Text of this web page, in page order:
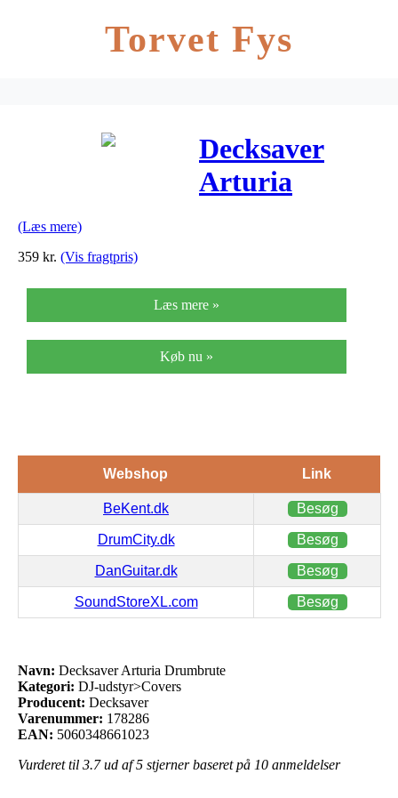
Torvet Fys
Decksaver
Arturia
(Læs mere)
359 kr. (Vis fragtpris)
Læs mere »
Køb nu »
Webshop Link
BeKent.dk Besøg
DrumCity.dk Besøg
DanGuitar.dk Besøg
SoundStoreXL.com Besøg
Navn: Decksaver Arturia Drumbrute
Kategori: DJ-udstyr>Covers
Producent: Decksaver
Varenummer: 178286
EAN: 5060348661023
Vurderet til 3.7ud af 5 stjerner baseret på 10 anmeldelser